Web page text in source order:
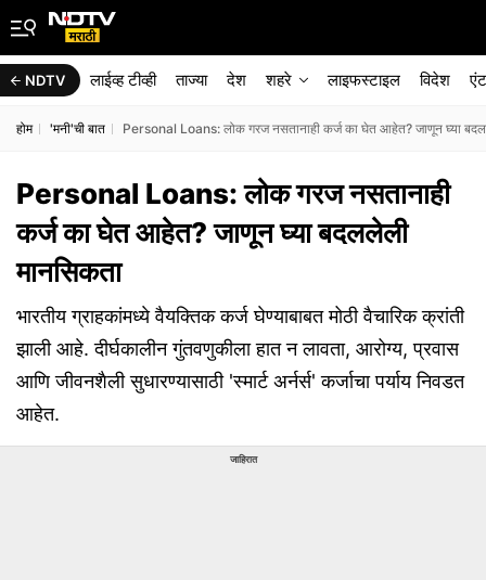
NDTV लाईव्ह टीव्ही ताज्या देश शहरे लाइफस्टाइल विदेश
होम 'मनी'ची बात Personal Loans: लोक गरज नसतानाही कर्ज का घेत आहेत? जाणून घ्या
Personal Loans: लोक गरज नसतानाही
कर्ज का घेत आहेत? जाणून घ्या बदललेली
मानसिकता
भारतीय ग्राहकांमध्ये वैयक्तिक कर्ज घेण्याबाबत मोठी वैचारिक क्रांती
झाली आहे. दीर्घकालीन गुंतवणुकीला हात न लावता, आरोग्य, प्रवास
आणि जीवनशैली सुधारण्यासाठी 'स्मार्ट अर्नर्स' कर्जाचा पर्याय निवडत
आहेत.
जाहिरात